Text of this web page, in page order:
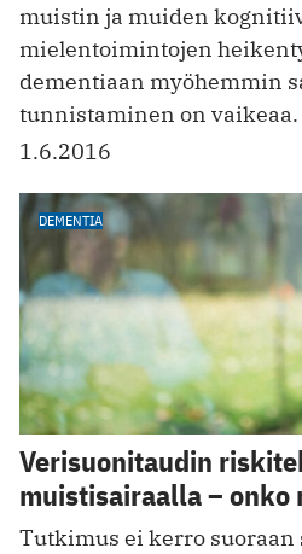
muistin ja muiden
mielentoimintojen
dementiaan myöhemmin
tunnistaminen on vaikeaa.
1.6.2016
DEMENTIA
Verisuonitaudin
muistisairaalla – onko
Tutkimus ei kerro suoraan